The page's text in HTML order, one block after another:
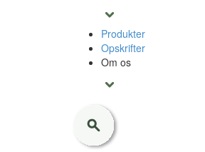
Produkter
Opskrifter
Om os